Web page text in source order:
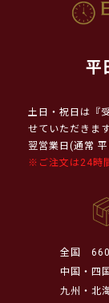
平
土日・祝日は『
せていただきます
翌営業日(通常
※ご注文は24時
全国
660
中国・四国
九州・北